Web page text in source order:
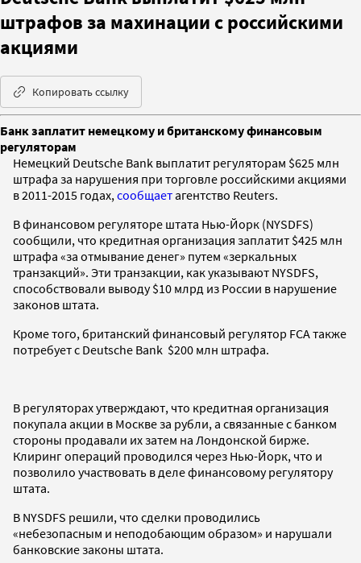
штрафов за махинации с российскими
акциями
Копировать ссылку
Банк заплатит немецкому и британскому финансовым
регуляторам
Немецкий Deutsche Bank выплатит регуляторам $625 млн
штрафа за нарушения при торговле российскими акциями
в 2011-2015 годах, сообщаетагентство Reuters.
В финансовом регуляторе штата Нью-Йорк (NYSDFS)
сообщили, что кредитная организация заплатит $425 млн
штрафа «за отмывание денег» путем «зеркальных
транзакций». Эти транзакции, как указывают NYSDFS,
способствовали выводу $10 млрд из России в нарушение
законов штата.
Кроме того, британский финансовый регулятор FCA также
потребует с Deutsche Bank $200 млн штрафа.
В регуляторах утверждают, что кредитная организация
покупала акции в Москве за рубли, а связанные с банком
стороны продавали их затем на Лондонской бирже.
Клиринг операций проводился через Нью-Йорк, что и
позволило участвовать в деле финансовому регулятору
штата.
В NYSDFS решили, что сделки проводились
«небезопасным и неподобающим образом» и нарушали
банковские законы штата.